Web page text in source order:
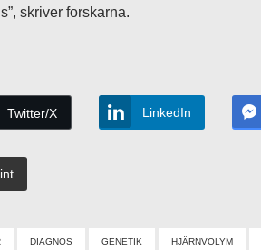
skriver forskarna.
Twitter/X LinkedIn
DIAGNOS GENETIK HJÄRNVOLYM